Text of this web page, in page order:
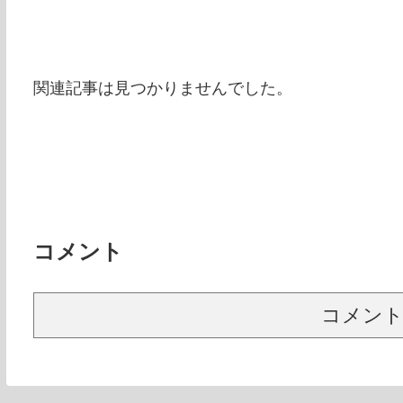
関連記事は見つかりませんでした。
コメント
コメン